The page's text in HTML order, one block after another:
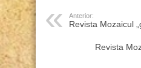
Anterior:
Revista Mozaicul
Revista